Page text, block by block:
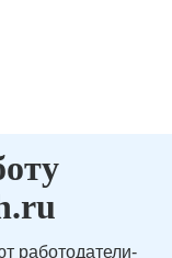
работодатели-